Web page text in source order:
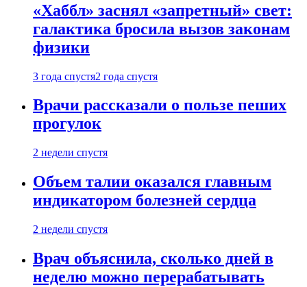
«Хаббл» заснял «запретный» свет:
галактика бросила вызов законам
физики
3 года спустя2 года спустя
Врачи рассказали о пользе пеших
прогулок
2 недели спустя
Объем талии оказался главным
индикатором болезней сердца
2 недели спустя
Врач объяснила, сколько дней в
неделю можно перерабатывать